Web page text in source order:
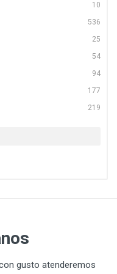
10
536
25
54
94
177
219
77
gusto atenderemos